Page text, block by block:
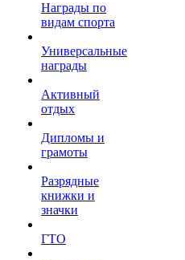
Награды по
видам спорта
Универсальные
награды
Активный
отдых
Дипломы и
грамоты
Разрядные
книжки и
значки
ГТО